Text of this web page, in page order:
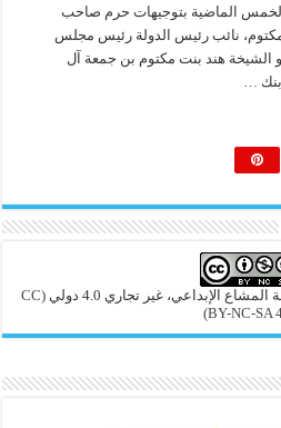
الخمس الماضية بتوجيهات حرم صاحب
نائب رئيس الدولة رئيس مجلس
الشيخة هند بنت مكتوم بن جمعة آل
…
الإبداعي، غير تجاري 4.0 دولي
(CC
BY-NC-SA